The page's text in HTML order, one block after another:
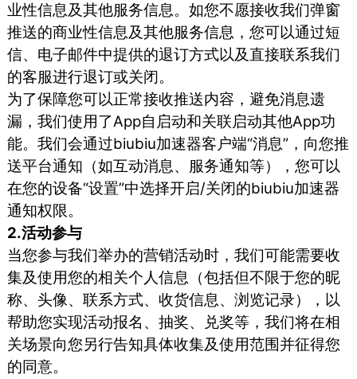
业性信息及其他服务信息。如您不愿接收我们弹窗
推送的商业性信息及其他服务信息，您可以通过短
信、电子邮件中提供的退订方式以及直接联系我们
的客服进行退订或关闭。
为了保障您可以正常接收推送内容，避免消息遗
漏，我们使用了App自启动和关联启动其他App功
能。我们会通过biubiu加速器客户端“消息”，向您推
送平台通知（如互动消息、服务通知等），您可以
在您的设备“设置”中选择开启/关闭的biubiu加速器
通知权限。
2.活动参与
当您参与我们举办的营销活动时，我们可能需要收
集及使用您的相关个人信息（包括但不限于您的昵
称、头像、联系方式、收货信息、浏览记录），以
帮助您实现活动报名、抽奖、兑奖等，我们将在相
关场景向您另行告知具体收集及使用范围并征得您
的同意。